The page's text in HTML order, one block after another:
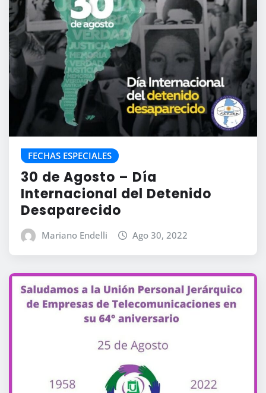
FECHAS ESPECIALES
30 de Agosto – Día
Internacional del Detenido
Desaparecido
Mariano Endelli Ago 30, 2022